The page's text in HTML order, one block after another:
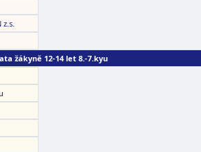
z.s.
žákyně 12-14 let 8.-7.kyu